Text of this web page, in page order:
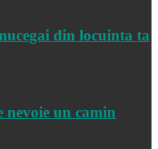
din locuinta ta
nevoie un camin